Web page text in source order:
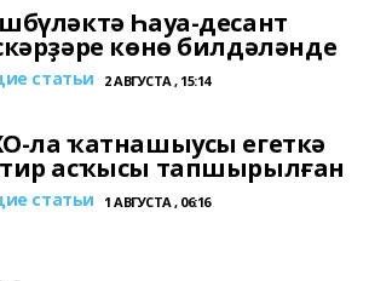
Һауа-десант
көнө билдәләнде
статьи 2 АВГУСТА , 15:14
ла ҡатнашыусы егеткә
асҡысы тапшырылған
статьи 1 АВГУСТА , 06:16